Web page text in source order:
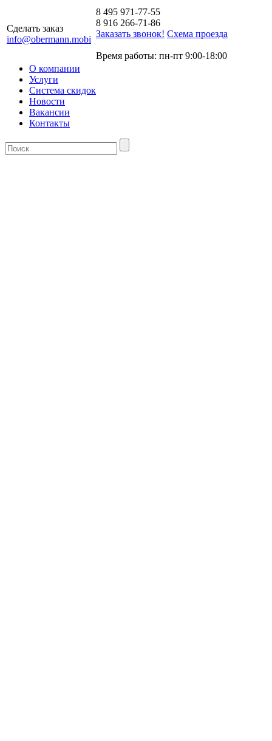
Сделать заказ
info@obermann.mobi
8 495 971-77-55
8 916 266-71-86
Заказать звонок! Схема проезда
Время работы: пн-пт 9:00-18:00
О компании
Услуги
Система скидок
Новости
Вакансии
Контакты